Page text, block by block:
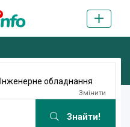
Інженерне обладнання
Змінити
Знайти!